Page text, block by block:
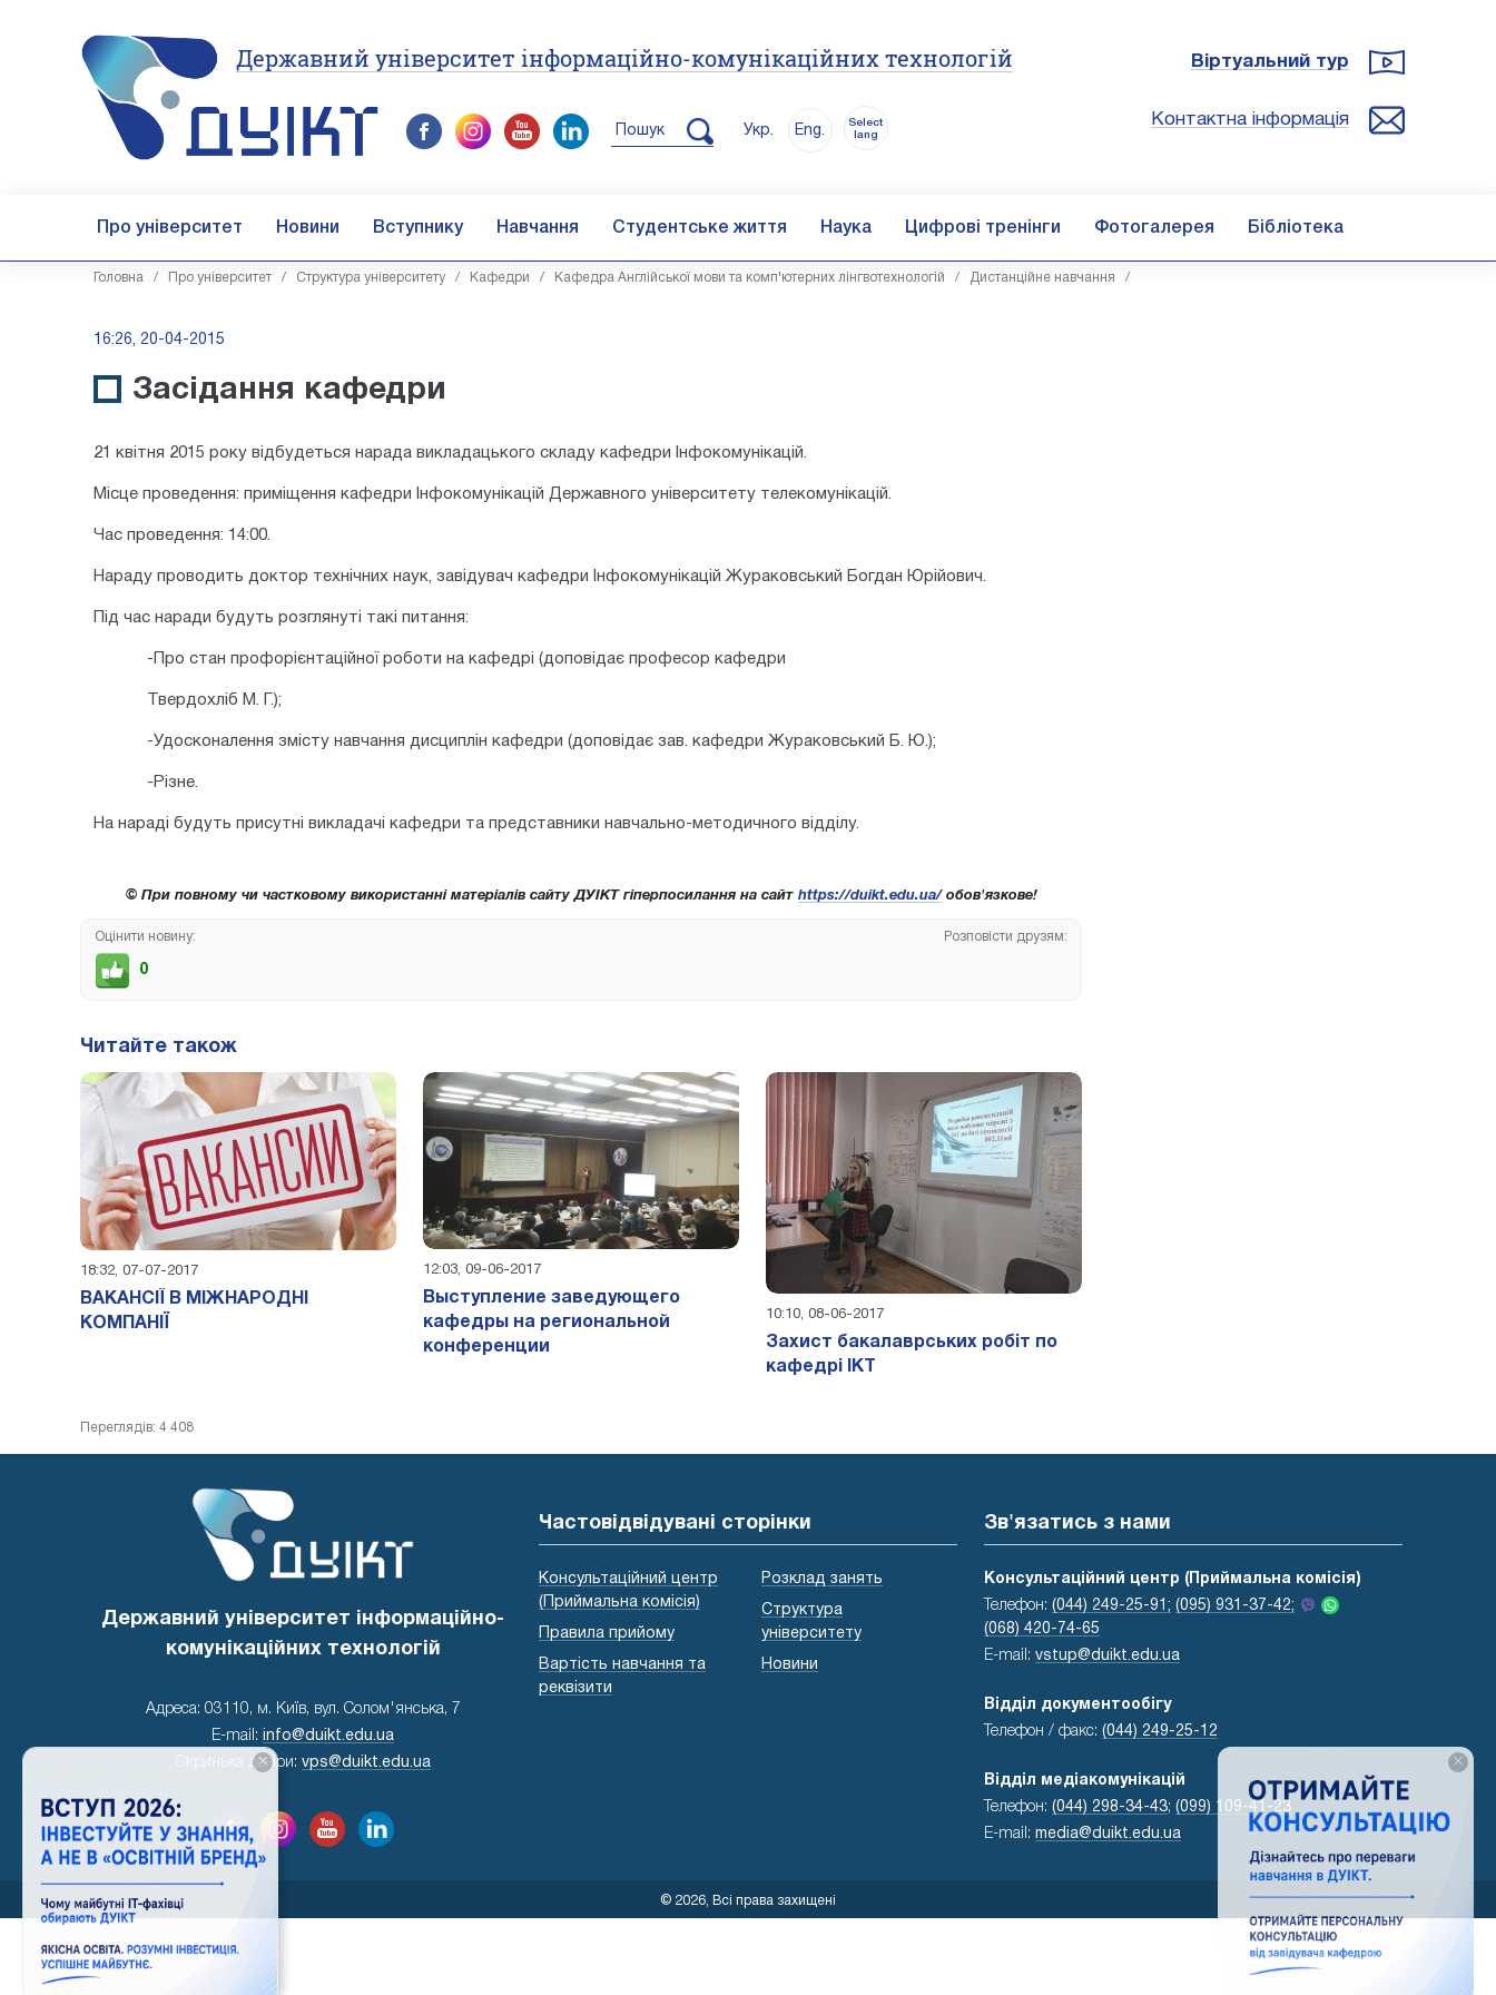
Державний університет інформаційно-комунікаційних технологій
Пошук Укр. Eng.
Select
lang
Віртуальний тур
Контактна інформація
Про університет Новини Вступнику Навчання Студентське життя Наука Цифрові тренінги Фотогалерея Бібліотека
Головна / Про університет/ Структура університету / Кафедри / Кафедра Англійської мови та комп'ютерних лінгвотехнологій / Дистанційне навчання /
16:26, 20-04-2015
Засідання кафедри
21 квітня 2015 року відбудеться нарада викладацького складу кафедри Інфокомунікацій.
Місце проведення: приміщення кафедри Інфокомунікацій Державного університету телекомунікацій.
Час проведення: 14:00.
Нараду проводить доктор технічних наук, завідувач кафедри Інфокомунікацій Жураковський Богдан Юрійович.
Під час наради будуть розглянуті такі питання:
-Про стан профорієнтаційної роботи на кафедрі (доповідає професор кафедри
Твердохліб М. Г.);
-Удосконалення змісту навчання дисциплін кафедри (доповідає зав. кафедри Жураковський Б. Ю.);
-Різне.
На нараді будуть присутні викладачі кафедри та представники навчально-методичного відділу.
© При повному чи частковому використанні матеріалів сайту ДУІКТ гіперпосилання на сайт https://duikt.edu.ua/обов'язкове!
Оцінити новину:
0
Розповісти друзям:
Читайте також
18:32, 07-07-2017
ВАКАНСІЇ В МІЖНАРОДНІ
КОМПАНІЇ
12:03, 09-06-2017
Выступление заведующего
кафедры на региональной
конференции
10:10, 08-06-2017
Захист бакалаврських робіт по
кафедрі ІКТ
Переглядів: 4 408
Державний університет інформаційно-
комунікаційних технологій
Адреса: 03110, м. Київ, вул. Солом'янська, 7
E-mail:
info@duikt.edu.ua
Скринька довіри: vps@duikt.edu.ua
Частовідвідувані сторінки
Консультаційний центр
(Приймальна комісія)
Правила прийому
Вартість навчання та
реквізити
Розклад занять
Структура
університету
Новини
Зв'язатись з нами
Консультаційний центр (Приймальна комісія)
Телефон: (044) 249-25-91; (095) 931-37-42;
(068) 420-74-65
E-mail: vstup@duikt.edu.ua
Відділ документообігу
Телефон / факс: (044) 249-25-12
Відділ медіакомунікацій
Телефон: (044) 298-34-43; (099) 109-41-23
E-mail: media@duikt.edu.ua
© 2026, Всі права захищені
×
×